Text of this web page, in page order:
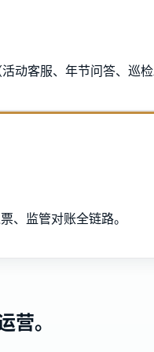
动客服、年节问答、巡检
、监管对账全链路。
营。